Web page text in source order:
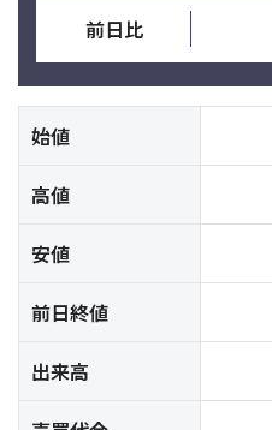
前日比
始値
高値
安値
前日終値
出来高